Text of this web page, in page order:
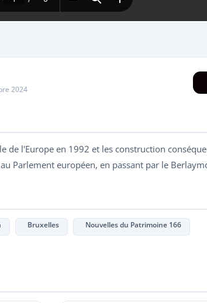
2024
de l'Europe en 1992 et les construction
Parlement européen, en passant par le
Bruxelles Nouvelles du Patrimoine 166